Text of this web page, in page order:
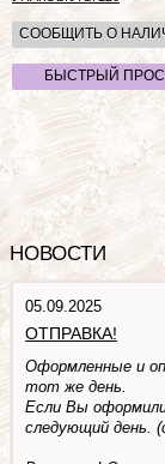
СООБЩИТЬ О
БЫСТРЫЙ
НОВОСТИ
05.09.2025
ОТПРАВКА!
Оформленные и
тот же день.
Если Вы оформили
следующий день.